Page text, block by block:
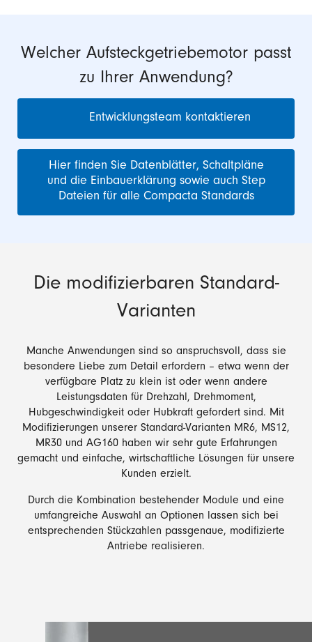
Welcher Aufsteckgetriebemotor passt
zu Ihrer Anwendung?
Entwicklungsteam kontaktieren
Hier finden Sie Datenblätter, Schaltpläne
und die Einbauerklärung sowie auch Step
Dateien für alle Compacta Standards
Die modifizierbaren Standard-
Varianten
Manche Anwendungen sind so anspruchsvoll, dass sie
besondere Liebe zum Detail erfordern – etwa wenn der
verfügbare Platz zu klein ist oder wenn andere
Leistungsdaten für Drehzahl, Drehmoment,
Hubgeschwindigkeit oder Hubkraft gefordert sind. Mit
Modifizierungen unserer Standard-Varianten MR6, MS12,
MR30 und AG160 haben wir sehr gute Erfahrungen
gemacht und einfache, wirtschaftliche Lösungen für unsere
Kunden erzielt.
Durch die Kombination bestehender Module und eine
umfangreiche Auswahl an Optionen lassen sich bei
entsprechenden Stückzahlen passgenaue, modifizierte
Antriebe realisieren.